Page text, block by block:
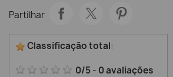
Partilhar
Classificação total:
0/5- 0avaliações